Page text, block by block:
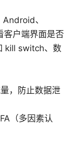
、
客户端界面是否
kill switch、数
，防止数据泄
（多因素认